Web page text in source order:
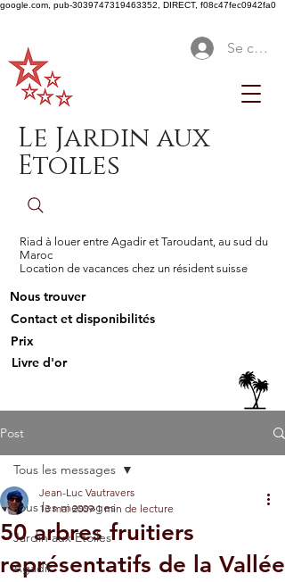
google.com, pub-3039747319463352, DIRECT, f08c47fec0942fa0
Se
Le Jardin aux
Etoiles
Riad à louer entre Agadir et Taroudant, au sud du
Maroc
Location de vacances chez un résident suisse
Nous trouver
Contact et disponibilités
Prix
Livre d'or
Post
Tous les messages
Jardin aux Etoiles
Agadir
Tous les messages
50 arbres fruitiers
représentatifs de la Vallée
Jean-Luc Vautravers
13 mai 2009 1 min de lecture